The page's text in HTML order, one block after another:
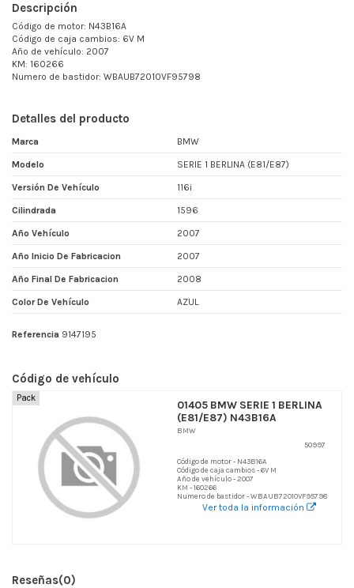
Descripción
Código de motor: N43B16A
Código de caja cambios: 6V M
Año de vehículo: 2007
KM: 160266
Numero de bastidor: WBAUB72010VF95798
Detalles del producto
Marca BMW
Modelo SERIE 1 BERLINA (E81/E87)
Versión De Vehículo 116i
Cilindrada 1596
Año Vehículo 2007
Año Inicio De Fabricacion 2007
Año Final De Fabricacion 2008
Color De Vehículo AZUL
Referencia 9147195
Código de vehículo
Pack
01405 BMW SERIE 1 BERLINA
(E81/E87) N43B16A
BMW
50997
Código de motor - N43B16A
Código de caja cambios - 6V M
Año de vehículo - 2007
KM - 160266
Numero de bastidor - WBAUB72010VF95798
Ver toda la información
Reseñas(0)